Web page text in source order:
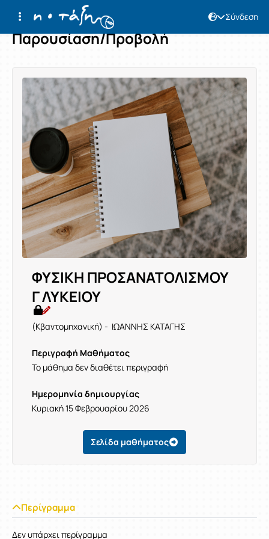
Σύνδεση
Παρουσίαση/Προβολή
ΦΥΣΙΚΗ ΠΡΟΣΑΝΑΤΟΛΙΣΜΟΥ
Γ ΛΥΚΕΙΟΥ
(Κβαντομηχανική) - ΙΩΑΝΝΗΣ ΚΑΤΑΓΗΣ
Περιγραφή Μαθήματος
Το μάθημα δεν διαθέτει περιγραφή
Ημερομηνία δημιουργίας
Κυριακή 15 Φεβρουαρίου 2026
Σελίδα μαθήματος
Περίγραμμα
Δεν υπάρχει περίγραμμα